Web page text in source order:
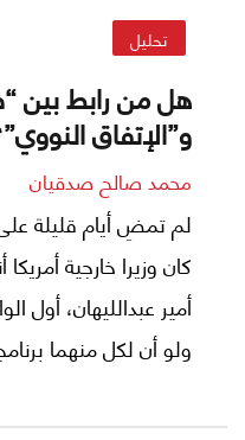
تحليل
هل من رابط بين
و”الإتفاق
محمد صالح صدقيان
لم تمضِ أيام قليلة
كان وزيرا خارجية
أمير عبدالليهان، أول
ولو أن لكل منهما
ستتصرف كل من